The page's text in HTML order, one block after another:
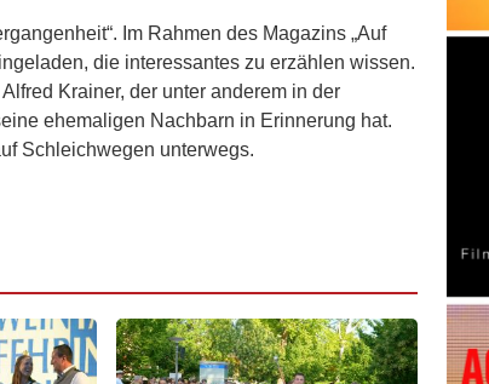
Im Rahmen des Magazins „Auf
die interessantes zu erzählen wissen.
Krainer, der unter anderem in der
ehemaligen Nachbarn in Erinnerung hat.
Schleichwegen unterwegs.